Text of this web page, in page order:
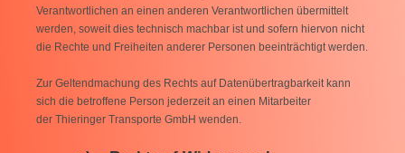
Verantwortlichen an einen anderen Verantwortlichen übermittelt
werden, soweit dies technisch machbar ist und sofern hiervon nicht
die Rechte und Freiheiten anderer Personen beeinträchtigt werden.
Zur Geltendmachung des Rechts auf Datenübertragbarkeit kann
sich die betroffene Person jederzeit an einen Mitarbeiter
der Thieringer Transporte GmbH wenden.